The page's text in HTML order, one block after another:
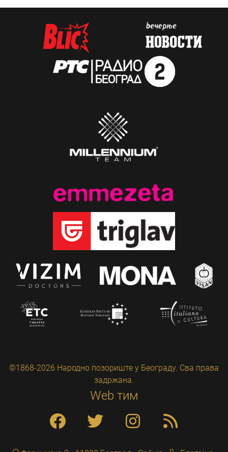
©1868-2026 Народно позориште у Београду. Сва права
задржана.
Web тим